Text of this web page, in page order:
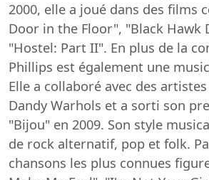
2000, elle a joué dans des films
Door in the Floor", "Black Hawk
"Hostel: Part II". En plus de la
Phillips est également une
Elle a collaboré avec des
Dandy Warhols et a sorti son
"Bijou" en 2009. Son style
de rock alternatif, pop et folk.
chansons les plus connues